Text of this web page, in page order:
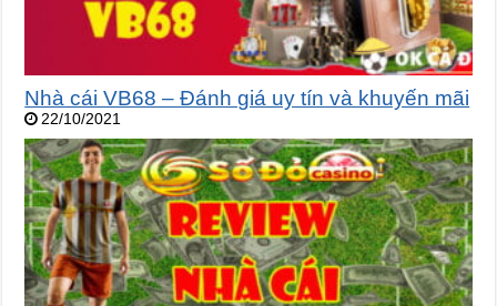
Nhà cái VB68 – Đánh giá uy tín và khuyến mãi
22/10/2021